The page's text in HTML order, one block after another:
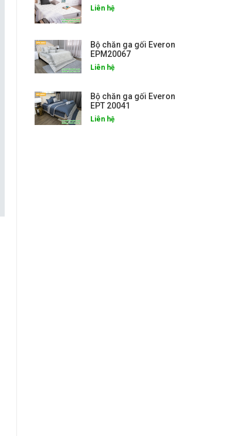
Liên hệ
Bộ chăn ga gối Everon
EPM20067
Liên hệ
Bộ chăn ga gối Everon
EPT 20041
Liên hệ